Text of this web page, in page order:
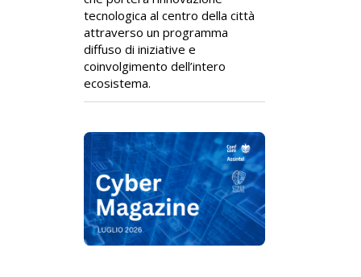
tecnologica al centro della città
attraverso un programma
diffuso di iniziative e
coinvolgimento dell’intero
ecosistema.